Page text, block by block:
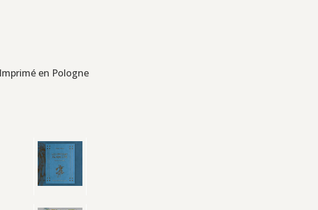
en Pologne